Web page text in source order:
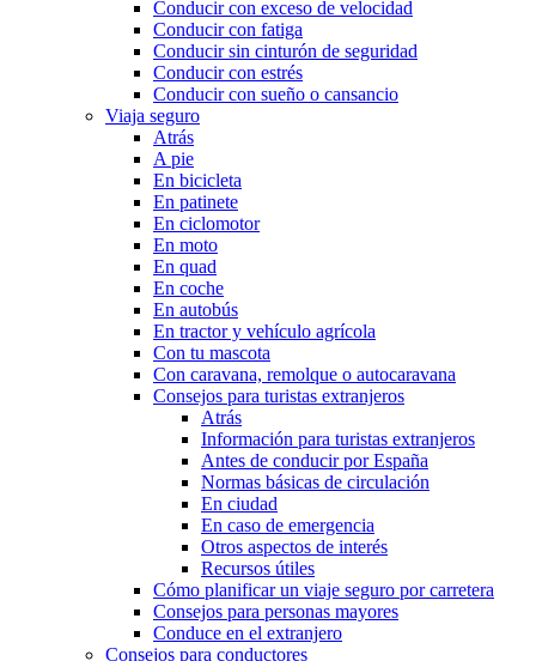
Conducir con exceso de velocidad
Conducir con fatiga
Conducir sin cinturón de seguridad
Conducir con estrés
Conducir con sueño o cansancio
Viaja seguro
Atrás
A pie
En bicicleta
En patinete
En ciclomotor
En moto
En quad
En coche
En autobús
En tractor y vehículo agrícola
Con tu mascota
Con caravana, remolque o autocaravana
Consejos para turistas extranjeros
Atrás
Información para turistas extranjeros
Antes de conducir por España
Normas básicas de circulación
En ciudad
En caso de emergencia
Otros aspectos de interés
Recursos útiles
Cómo planificar un viaje seguro por carretera
Consejos para personas mayores
Conduce en el extranjero
Consejos para conductores